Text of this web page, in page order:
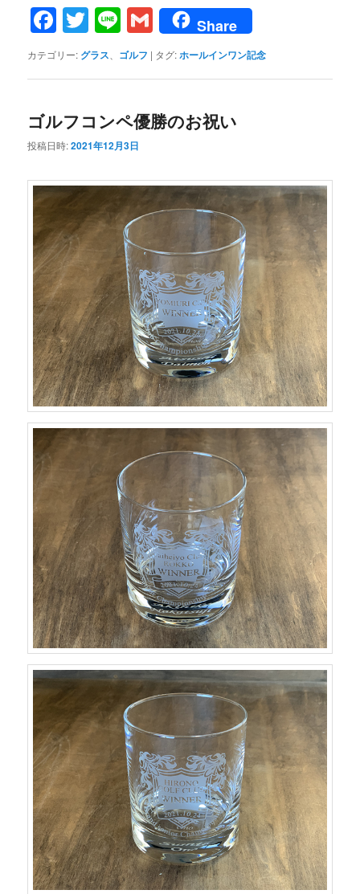
Facebook
Twitter
LineGmail
Share
カテゴリー: グラス ゴルフ | タグ:ホールインワン記念
ゴルフコンペ優勝のお祝い
投稿日時:2021年12月3日